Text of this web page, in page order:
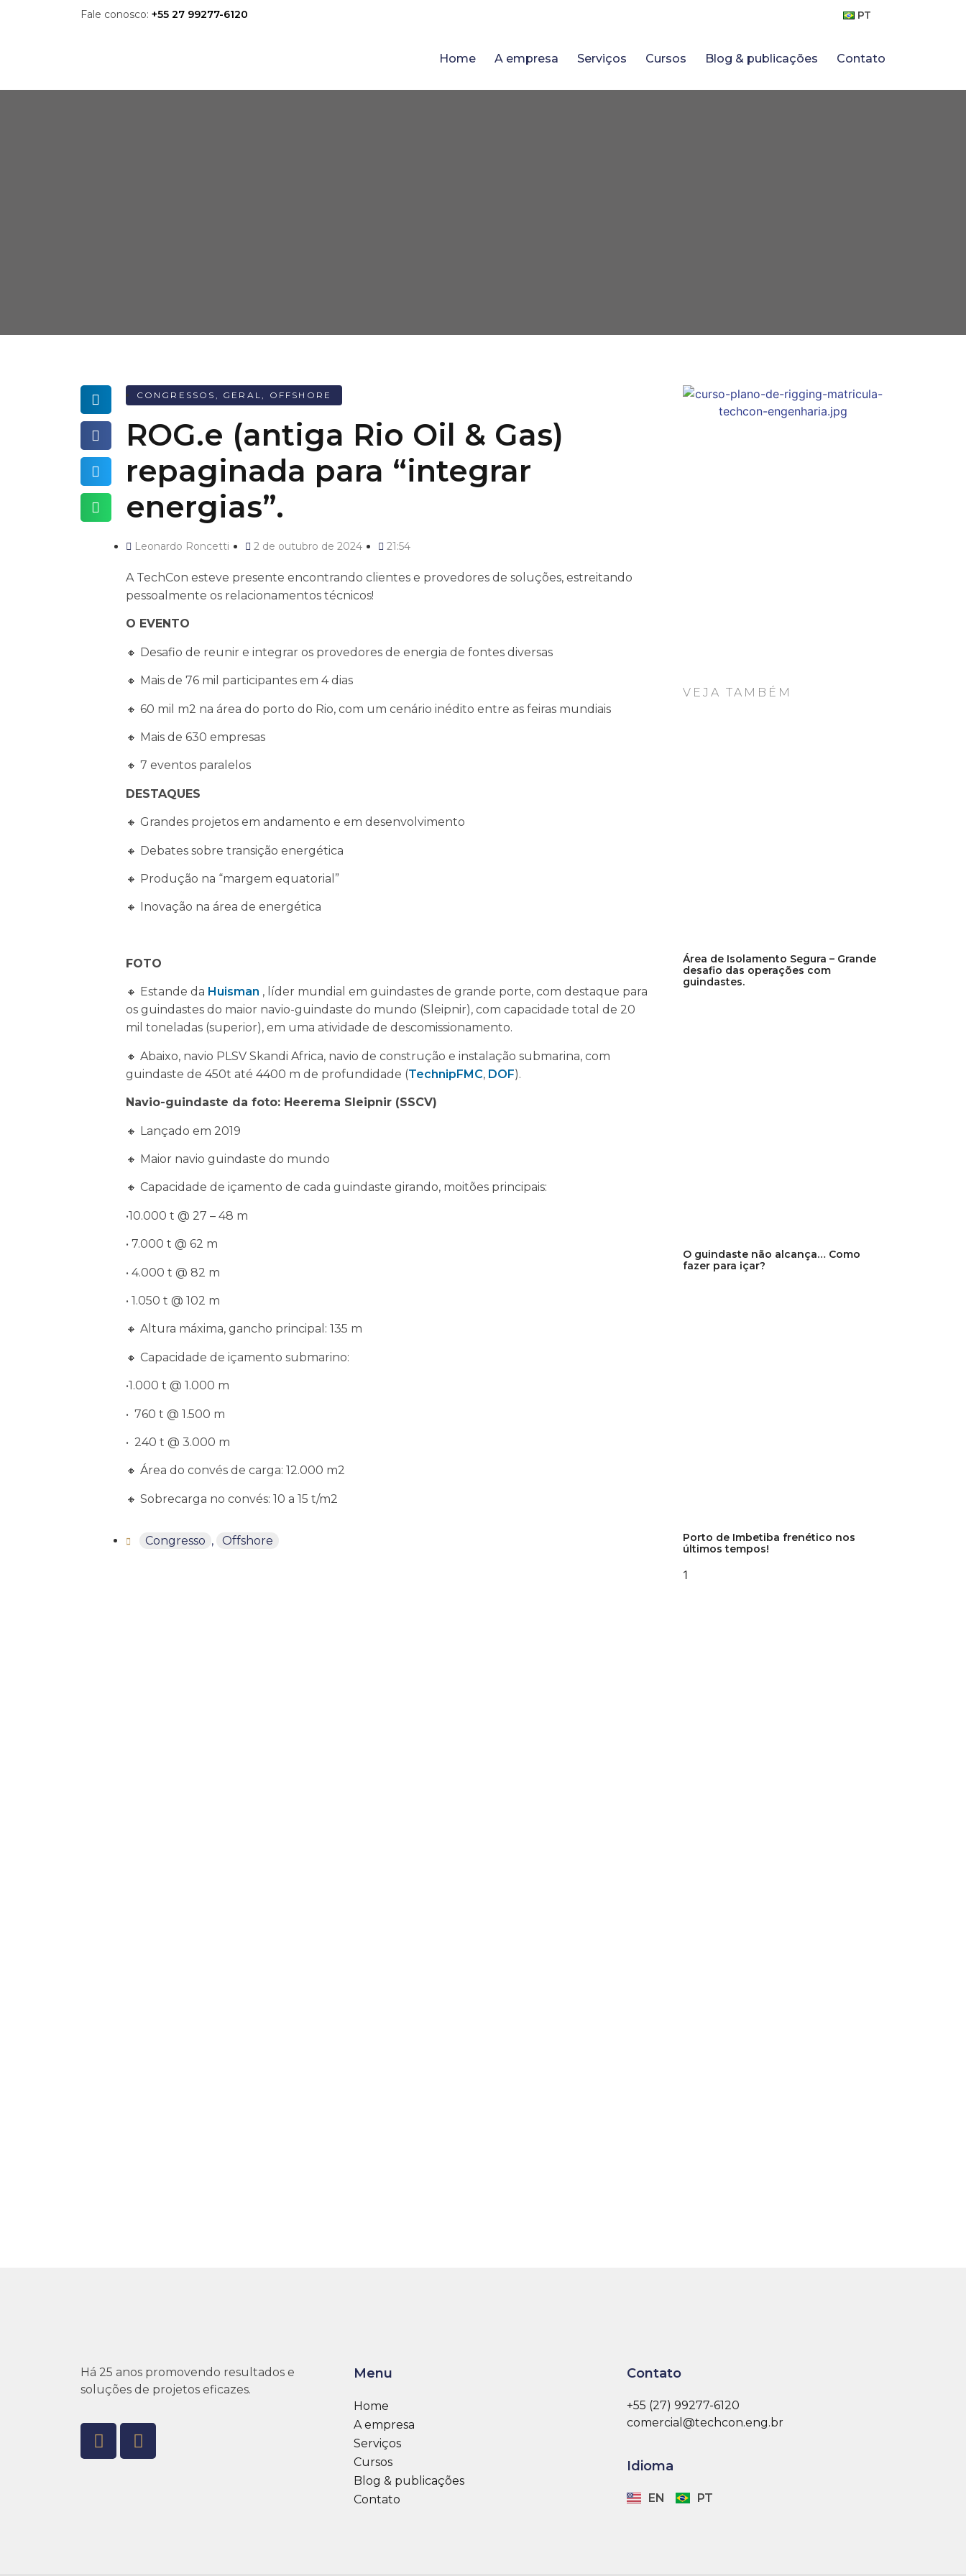
Fale conosco: +55 27 99277-6120 PT
Home A empresa Serviços Cursos Blog & publicações Contato
CONGRESSOS , GERAL, OFFSHORE
ROG.e (antiga Rio Oil & Gas)
repaginada para “integrar
energias”.
Leonardo Roncetti 2 de outubro de 2024 21:54
A TechCon esteve presente encontrando clientes e provedores de soluções, estreitando
pessoalmente os relacionamentos técnicos!
O EVENTO
🔸 Desafio de reunir e integrar os provedores de energia de fontes diversas
🔸 Mais de 76 mil participantes em 4 dias
🔸 60 mil m2 na área do porto do Rio, com um cenário inédito entre as feiras mundiais
🔸 Mais de 630 empresas
🔸 7 eventos paralelos
DESTAQUES
🔸 Grandes projetos em andamento e em desenvolvimento
🔸 Debates sobre transição energética
🔸 Produção na “margem equatorial”
🔸 Inovação na área de energética
FOTO
🔸 Estande da Huisman , líder mundial em guindastes de grande porte, com destaque para
os guindastes do maior navio-guindaste do mundo (Sleipnir), com capacidade total de 20
mil toneladas (superior), em uma atividade de descomissionamento.
🔸 Abaixo, navio PLSV Skandi Africa, navio de construção e instalação submarina, com
guindaste de 450t até 4400 m de profundidade (TechnipFMC, DOF).
Navio-guindaste da foto: Heerema Sleipnir (SSCV)
🔸 Lançado em 2019
🔸 Maior navio guindaste do mundo
🔸 Capacidade de içamento de cada guindaste girando, moitões principais:
•10.000 t @ 27 – 48 m
• 7.000 t @ 62 m
• 4.000 t @ 82 m
• 1.050 t @ 102 m
🔸 Altura máxima, gancho principal: 135 m
🔸 Capacidade de içamento submarino:
•1.000 t @ 1.000 m
• 760 t @ 1.500 m
• 240 t @ 3.000 m
🔸 Área do convés de carga: 12.000 m2
🔸 Sobrecarga no convés: 10 a 15 t/m2
Congresso , Offshore
VEJA TAMBÉM
Área de Isolamento Segura – Grande
desafio das operações com
guindastes.
O guindaste não alcança… Como
fazer para içar?
Porto de Imbetiba frenético nos
últimos tempos!
Há 25 anos promovendo resultados e
soluções de projetos eficazes.
Menu
Home
A empresa
Serviços
Cursos
Blog & publicações
Contato
Contato
+55 (27) 99277-6120
comercial@techcon.eng.br
Idioma
EN PT